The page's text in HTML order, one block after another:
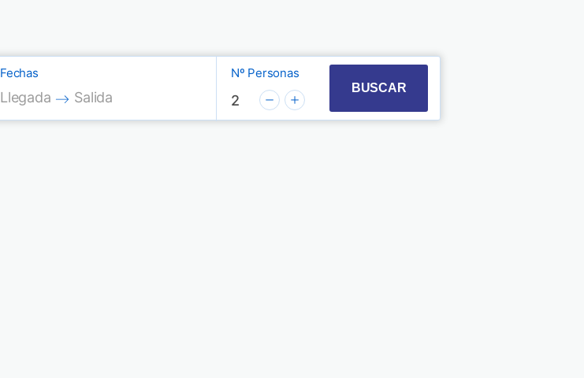
Fechas
Press the down arrow key to interact with the calendar and select a date. Press the
Llegada
Press the down arrow key to interact with the calendar and select a date.
Salida
Nº Personas
2
BUSCAR